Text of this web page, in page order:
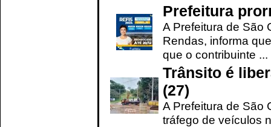
Prefeitura
A Prefeitura de São
Rendas, informa
que o contribuinte ...
Trânsito é
(27)
A Prefeitura de São
tráfego de veículos